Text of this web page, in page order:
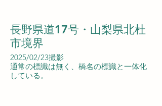
長野県道17号・山梨県北杜
市境界
2025/02/23撮影
通常の標識は無く、橋名の標識と一体化
している。